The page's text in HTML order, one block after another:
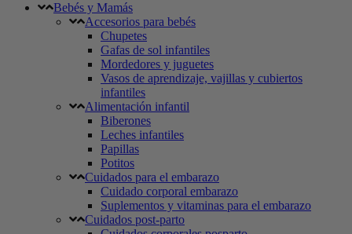
Bebés y Mamás
Accesorios para bebés
Chupetes
Gafas de sol infantiles
Mordedores y juguetes
Vasos de aprendizaje, vajillas y cubiertos
infantiles
Alimentación infantil
Biberones
Leches infantiles
Papillas
Potitos
Cuidados para el embarazo
Cuidado corporal embarazo
Suplementos y vitaminas para el embarazo
Cuidados post-parto